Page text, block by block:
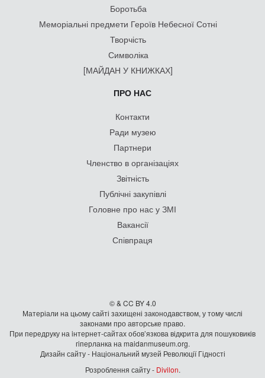
Боротьба
Меморіальні предмети Героїв Небесної Сотні
Творчість
Символіка
[МАЙДАН У КНИЖКАХ]
ПРО НАС
Контакти
Ради музею
Партнери
Членство в організаціях
Звітність
Публічні закупівлі
Головне про нас у ЗМІ
Вакансії
Співпраця
© & CC BY 4.0
Матеріали на цьому сайті захищені законодавством, у тому числі
законами про авторське право.
При передруку на iнтернет-сайтах обов’язкова відкрита для пошуковиків
гiперланка на maidanmuseum.org.
Дизайн сайту - Національний музей Революції Гідності
Розроблення сайту - Divilon.